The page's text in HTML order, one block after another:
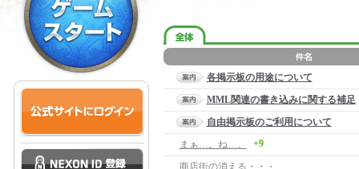
各掲示板の用途について
MML関連の書き込みに関する補足
自由掲示板のご利用について
まぁ…。ね…。
+9
商店街の消える・・・